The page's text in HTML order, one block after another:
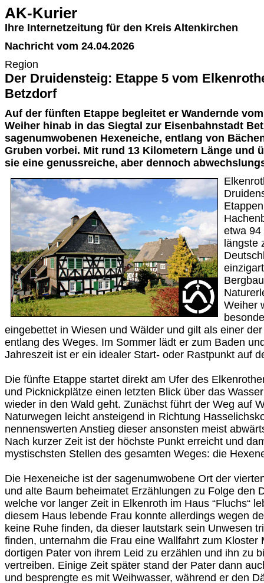
AK-Kurier
Ihre Internetzeitung für den Kreis Altenkirchen
Nachricht vom 24.04.2026
Region
Der Druidensteig: Etappe 5 vom
Betzdorf
Auf der fünften Etappe begleitet er Wandernde
Weiher hinab in das Siegtal zur Eisenbahnstadt
sagenumwobenen Hexeneiche, entlang von
Gruben vorbei. Mit rund 13 Kilometern Länge und
sie eine genussreiche, aber dennoch
etwa 94
längste
Weiher
eingebettet in Wiesen und Wälder und gilt als einer
entlang des Weges. Im Sommer lädt er zum Baden
Jahreszeit ist er ein idealer Start- oder Rastpunkt auf
Die fünfte Etappe startet direkt am Ufer des
und Picknickplätze einen letzten Blick über das
wieder in den Wald geht. Zunächst führt der Weg auf
Naturwegen leicht ansteigend in Richtung
nennenswerten Anstieg dieser ansonsten meist
Nach kurzer Zeit ist der höchste Punkt erreicht und
mystischsten Stellen des gesamten Weges: die
Die Hexeneiche ist der sagenumwobene Ort der
und alte Baum beheimatet Erzählungen zu Folge den
welche vor langer Zeit in Elkenroth im Haus “Fluchs“
diesem Haus lebende Frau konnte allerdings wegen
keine Ruhe finden, da dieser lautstark sein Unwesen
finden, unternahm die Frau eine Wallfahrt zum Kloster
dortigen Pater von ihrem Leid zu erzählen und ihn zu
vertreiben. Einige Zeit später stand der Pater dann
und besprengte es mit Weihwasser, während er den